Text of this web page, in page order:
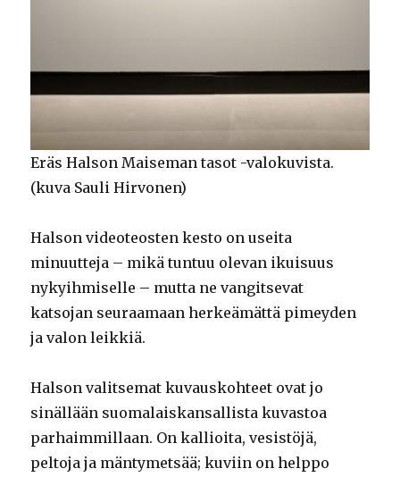
Eräs Halson Maiseman tasot -valokuvista.
(kuva Sauli Hirvonen)
Halson videoteosten kesto on useita
minuutteja – mikä tuntuu olevan ikuisuus
nykyihmiselle – mutta ne vangitsevat
katsojan seuraamaan herkeämättä pimeyden
ja valon leikkiä.
Halson valitsemat kuvauskohteet ovat jo
sinällään suomalaiskansallista kuvastoa
parhaimmillaan. On kallioita, vesistöjä,
peltoja ja mäntymetsää; kuviin on helppo